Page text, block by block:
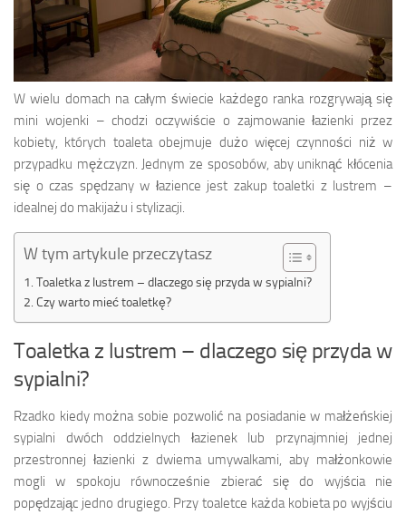
W wielu domach na całym świecie każdego ranka rozgrywają się
mini wojenki – chodzi oczywiście o zajmowanie łazienki przez
kobiety, których toaleta obejmuje dużo więcej czynności niż w
przypadku mężczyzn. Jednym ze sposobów, aby uniknąć kłócenia
się o czas spędzany w łazience jest zakup toaletki z lustrem –
idealnej do makijażu i stylizacji.
W tym artykule przeczytasz
Toaletka z lustrem – dlaczego się przyda w sypialni?
Czy warto mieć toaletkę?
Toaletka z lustrem – dlaczego się przyda w
sypialni?
Rzadko kiedy można sobie pozwolić na posiadanie w małżeńskiej
sypialni dwóch oddzielnych łazienek lub przynajmniej jednej
przestronnej łazienki z dwiema umywalkami, aby małżonkowie
mogli w spokoju równocześnie zbierać się do wyjścia nie
popędzając jedno drugiego. Przy toaletce każda kobieta po wyjściu